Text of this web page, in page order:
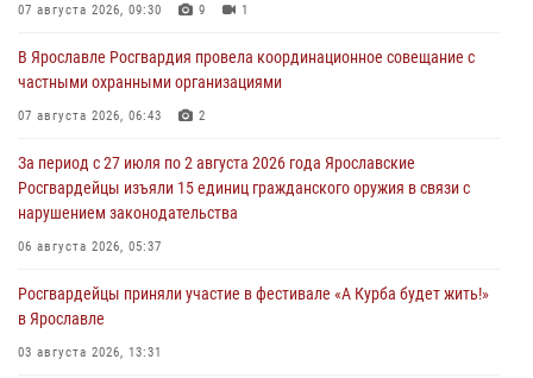
07 августа 2026, 09:30 9 1
В Ярославле Росгвардия провела координационное совещание с
частными охранными организациями
07 августа 2026, 06:43 2
За период с 27 июля по 2 августа 2026 года Ярославские
Росгвардейцы изъяли 15 единиц гражданского оружия в связи с
нарушением законодательства
06 августа 2026, 05:37
Росгвардейцы приняли участие в фестивале «А Курба будет жить!»
в Ярославле
03 августа 2026, 13:31